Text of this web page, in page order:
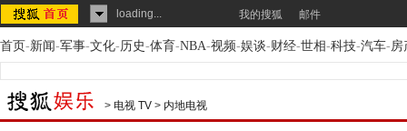
loading... 我的搜狐 邮件
首页-新闻-军事-文化-历史-体育-NBA-视频-娱谈-财经-世相-科技-汽车-房
> 电视 TV > 内地电视